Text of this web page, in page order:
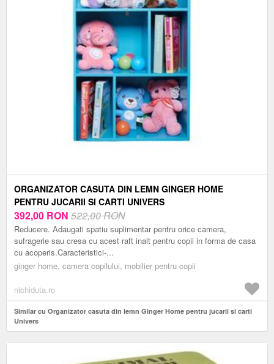
ORGANIZATOR CASUTA DIN LEMN GINGER HOME
PENTRU JUCARII SI CARTI UNIVERS
392,00 RON 522,00 RON
Reducere. Adaugati spatiu suplimentar pentru orice camera,
sufragerie sau cresa cu acest raft inalt pentru copii in forma de casa
cu acoperis.Caracteristici-...
ginger home, camera copilului, mobilier pentru copii
nichiduta.ro
Similar cu Organizator casuta din lemn Ginger Home pentru jucarii si carti
Univers